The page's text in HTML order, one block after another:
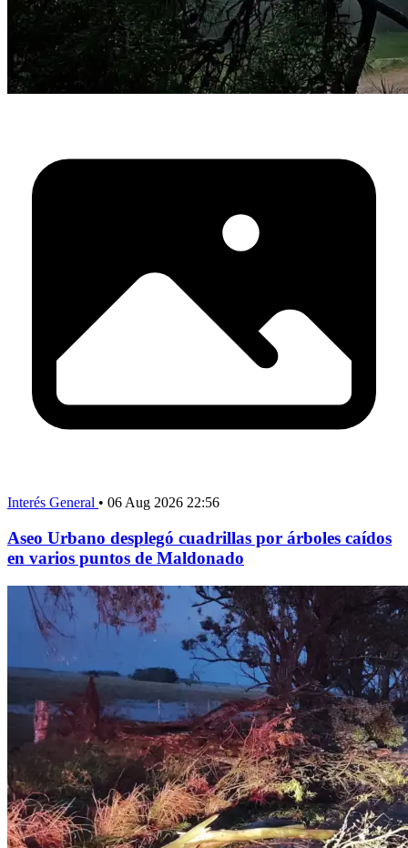
Interés General • 06 Aug 2026 22:56
Aseo Urbano desplegó cuadrillas por árboles caídos
en varios puntos de Maldonado